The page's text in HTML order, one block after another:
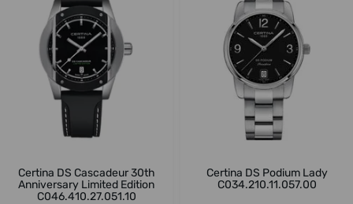
Certina DS Cascadeur 30th
Anniversary Limited Edition
C046.410.27.051.10
Certina DS Podium Lady
C034.210.11.057.00